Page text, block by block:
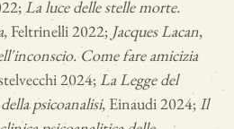
La luce delle stelle morte.
, Feltrinelli 2022; Jacques Lacan,
Come fare amicizia
2024;La Legge del
psicoanalisi, Einaudi 2024;Il